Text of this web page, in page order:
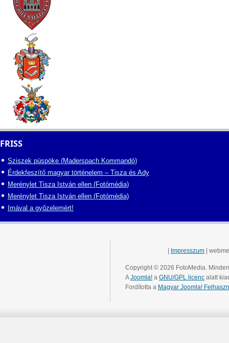
FRISS
Sziszek püspöke (Maderspach Kommandó)
Érdekfeszítő magyar történelem – Tisza és Ady
Merénylet Tisza István ellen (Fotómédia)
Merénylet Tisza István ellen (Fotómédia)
Imával a győzelemért!
Impresszum |
Copyright © 2026 FotoMedia.
AJoomla! a GNU/GPL licenc alatt
Fordította a Magyar Joomla!